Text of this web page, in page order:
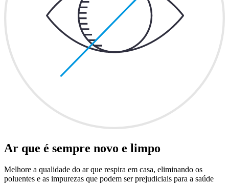
Ar que é sempre novo e limpo
Melhore a qualidade do ar que respira em casa, eliminando os
poluentes e as impurezas que podem ser prejudiciais para a saúde